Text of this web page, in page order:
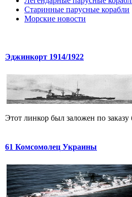
Старинные парусные корабли
Морские новости
Эджинкорт 1914/1922
Этот линкор был заложен по заказу
61 Комсомолец Украины